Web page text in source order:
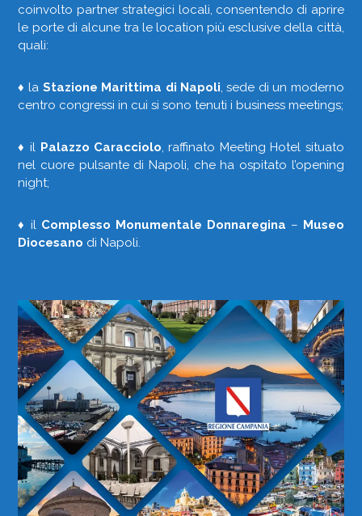
coinvolto partner strategici locali, consentendo di aprire
le porte di alcune tra le location più esclusive della città,
quali:
♦ la Stazione Marittima di Napoli, sede di un moderno
centro congressi in cui si sono tenuti i business meetings;
♦ il Palazzo Caracciolo, raffinato Meeting Hotel situato
nel cuore pulsante di Napoli, che ha ospitato l’opening
night;
♦ il Complesso Monumentale Donnaregina – Museo
Diocesano di Napoli.